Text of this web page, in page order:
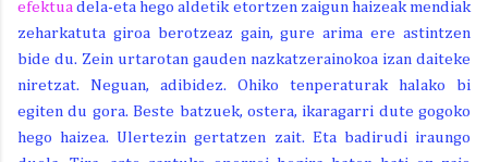
efektua dela-eta hego aldetik etortzen zaigun haizeak mendiak
zeharkatuta giroa berotzeaz gain, gure arima ere astintzen
bide du. Zein urtarotan gauden nazkatzerainokoa izan daiteke
niretzat. Neguan, adibidez. Ohiko tenperaturak halako bi
egiten du gora. Beste batzuek, ostera, ikaragarri dute gogoko
hego haizea. Ulertezin gertatzen zait. Eta badirudi iraungo